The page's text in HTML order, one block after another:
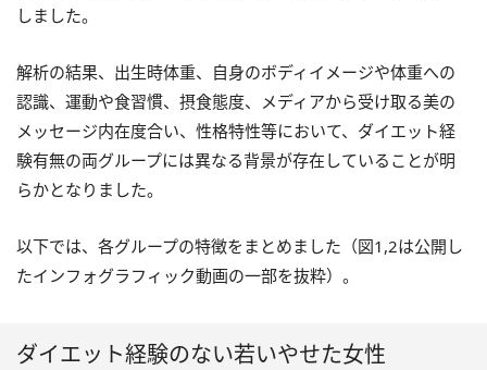
しました。
解析の結果、出生時体重、自身のボディイメージや体重への
認識、運動や食習慣、摂食態度、メディアから受け取る美の
メッセージ内在度合い、性格特性等において、ダイエット経
験有無の両グループには異なる背景が存在していることが明
らかとなりました。
以下では、各グループの特徴をまとめました（図1,2は公開し
たインフォグラフィック動画の一部を抜粋）。
ダイエット経験のない若いやせた女性